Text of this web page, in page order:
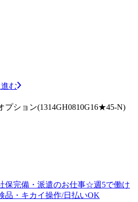
む
プション(1314GH0810G16★45-N)
保完備・派遣のお仕事☆週5で働け
品・キカイ操作/日払いOK